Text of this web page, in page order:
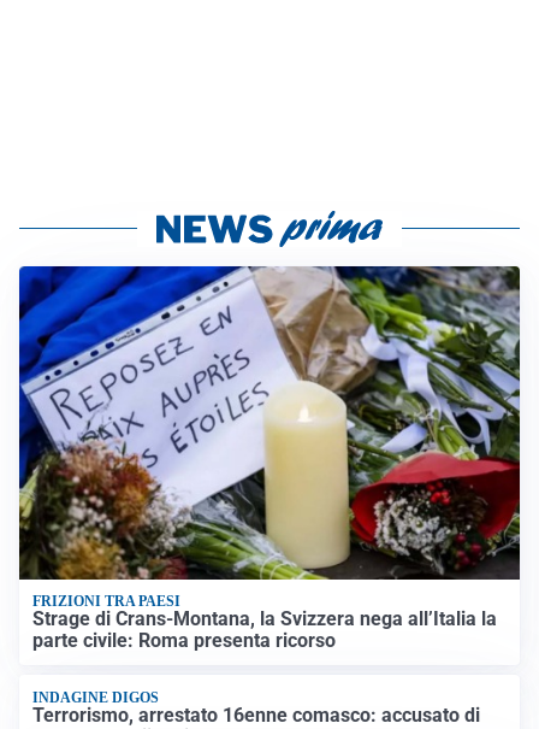
FRIZIONI TRA PAESI
Strage di Crans-Montana, la Svizzera nega all’Italia la
parte civile: Roma presenta ricorso
INDAGINE DIGOS
Terrorismo, arrestato 16enne comasco: accusato di